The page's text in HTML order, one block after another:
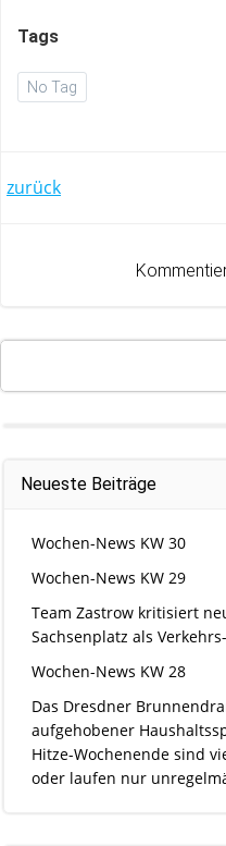
Tags
No Tag
Post
navigation
zurück
Neueste Beiträge
Wochen-News KW 30
Wochen-News KW 29
Team Zastrow kritisiert
Sachsenplatz als
Wochen-News KW 28
Das Dresdner
aufgehobener
Hitze-Wochenende sind
oder laufen nur